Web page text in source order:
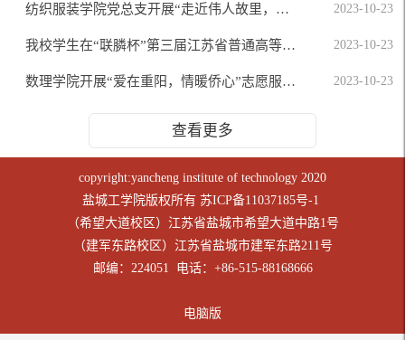
纺织服装学院党总支开展“走近伟人故里，追寻红色印记”主题党日活动 2023-10-23
我校学生在“联膦杯”第三届江苏省普通高等学校大学生水处理实验竞赛中获佳绩 2023-10-23
数理学院开展“爱在重阳，情暖侨心”志愿服务活动 2023-10-23
查看更多
copyright:yancheng institute of technology 2020
盐城工学院版权所有 苏ICP备11037185号-1
（希望大道校区）江苏省盐城市希望大道中路1号
（建军东路校区）江苏省盐城市建军东路211号
邮编：224051 电话：+86-515-88168666
电脑版